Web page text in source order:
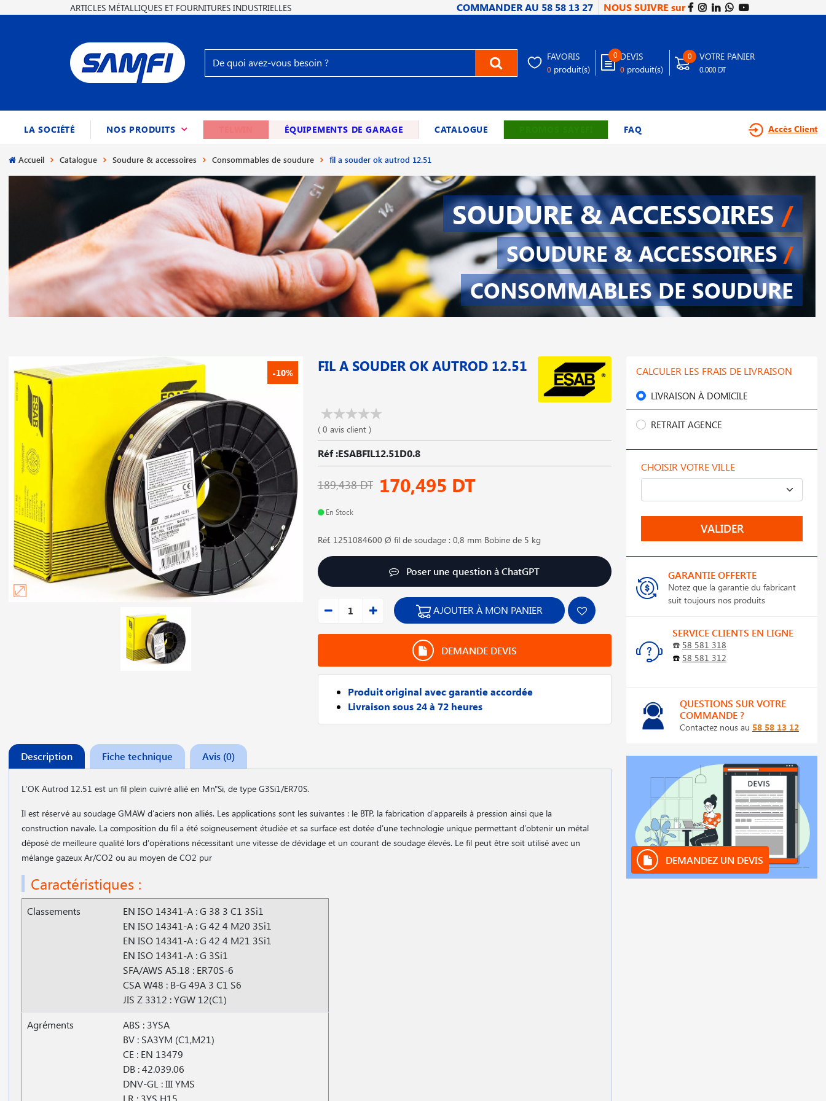
ARTICLES MÉTALLIQUES ET FOURNITURES INDUSTRIELLES COMMANDER AU 58 58 13 27 NOUS SUIVRE sur
FAVORIS
0 produit(s)
0 DEVIS
0 produit(s)
0 VOTRE PANIER
0.000 DT
LA SOCIÉTÉ NOS PRODUITS (CURRENT) ÉQUIPEMENTS DE GARAGE CATALOGUE FAQ Accès Client
Accueil Catalogue Soudure & accessoires Consommables de soudure fil a souder ok autrod 12.51
SOUDURE & ACCESSOIRES /
SOUDURE & ACCESSOIRES/
CONSOMMABLES DE SOUDURE
-10% FIL A SOUDER OK AUTROD 12.51
( 0 avis client )
Réf :ESABFIL12.51D0.8
189,438 DT 170,495 DT
En Stock
Réf. 1251084600 Ø fil de soudage : 0,8 mm Bobine de 5 kg
Poser une question à ChatGPT
AJOUTER À MON PANIER
DEMANDE DEVIS
Produit original avec garantie accordée
Livraison sous 24 à 72 heures
Description Fiche technique Avis (0)
L′OK Autrod 12.51 est un fil plein cuivré allié en Mn"Si, de type G3Si1/ER70S.
Il est réservé au soudage GMAW d′aciers non alliés. Les applications sont les suivantes : le BTP, la fabrication d′appareils à pression ainsi que la
construction navale. La composition du fil a été soigneusement étudiée et sa surface est dotée d′une technologie unique permettant d′obtenir un métal
déposé de meilleure qualité lors d′opérations nécessitant une vitesse de dévidage et un courant de soudage élevés. Le fil peut être soit utilisé avec un
mélange gazeux Ar/CO2 ou au moyen de CO2 pur
Caractéristiques :
Classements
EN ISO 14341-A : G 38 3 C1 3Si1
EN ISO 14341-A : G 42 4 M20 3Si1
EN ISO 14341-A : G 42 4 M21 3Si1
EN ISO 14341-A : G 3Si1
SFA/AWS A5.18 : ER70S-6
CSA W48 : B-G 49A 3 C1 S6
JIS Z 3312 : YGW 12(C1)
Agréments
ABS : 3YSA
BV : SA3YM (C1,M21)
CE : EN 13479
DB : 42.039.06
DNV-GL : III YMS
LR : 3YS H15
CALCULER LES FRAIS DE LIVRAISON
LIVRAISON À DOMICILE
RETRAIT AGENCE
CHOISIR VOTRE VILLE
VALIDER
GARANTIE OFFERTE
Notez que la garantie du fabricant
suit toujours nos produits
SERVICE CLIENTS EN LIGNE
☎️ 58 581 318
☎️ 58 581 312
QUESTIONS SUR VOTRE
COMMANDE ?
Contactez nous au 58 58 13 12
DEMANDEZ UN DEVIS